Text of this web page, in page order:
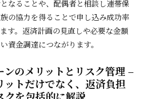
なることや、配偶者と相談し連帯保
の協力を得ることで申し込み成功率
す。返済計画の見直しや必要な金額
資金調達につながります。
ンのメリットとリスク管理 –
ットだけでなく、返済負担